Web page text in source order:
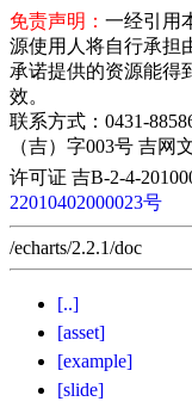
免责声明： 一经引用
源使用人将自行承担
承诺提供的资源能得
效。
联系方式：0431-
（吉）字003号 吉网
许可证 吉B-2-4-
22010402000023号
/echarts/2.2.1/doc
[..]
[asset]
[example]
[slide]